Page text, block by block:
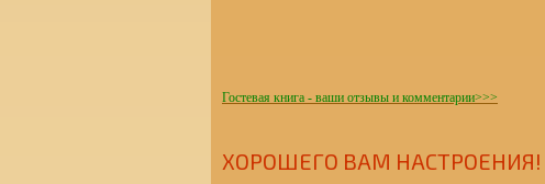
Гостевая книга - ваши отзывы и комментарии>>>
ХОРОШЕГО ВАМ